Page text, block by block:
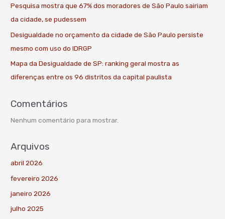
Pesquisa mostra que 67% dos moradores de São Paulo sairiam
da cidade, se pudessem
Desigualdade no orçamento da cidade de São Paulo persiste
mesmo com uso do IDRGP
Mapa da Desigualdade de SP: ranking geral mostra as
diferenças entre os 96 distritos da capital paulista
Comentários
Nenhum comentário para mostrar.
Arquivos
abril 2026
fevereiro 2026
janeiro 2026
julho 2025